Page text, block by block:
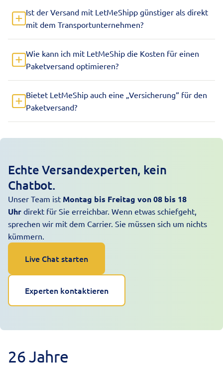
Ist der Versand mit LetMeShipp günstiger als direkt
mit dem Transportunternehmen?
Wie kann ich mit LetMeShip die Kosten für einen
Paketversand optimieren?
Bietet LetMeShip auch eine „Versicherung“ für den
Paketversand?
Echte Versandexperten, kein
Chatbot.
Unser Team ist Montag bis Freitag von 08 bis 18
Uhr direkt für Sie erreichbar. Wenn etwas schiefgeht,
sprechen wir mit dem Carrier. Sie müssen sich um nichts
kümmern.
Live Chat starten
Experten kontaktieren
26 Jahre